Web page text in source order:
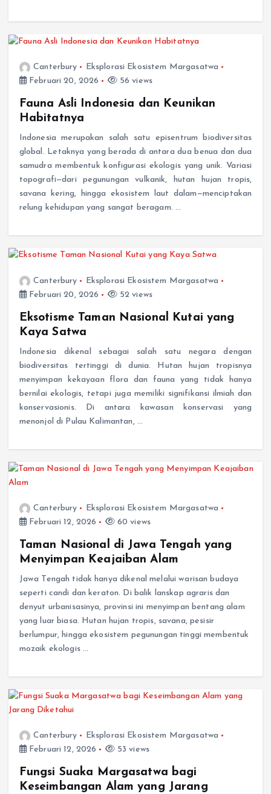
Canterbury
Eksplorasi Ekosistem Margasatwa
Februari 20, 2026
56 views
Fauna Asli Indonesia dan Keunikan
Habitatnya
Indonesia merupakan salah satu episentrum biodiversitas
global. Letaknya yang berada di antara dua benua dan dua
samudra membentuk konfigurasi ekologis yang unik. Variasi
topografi—dari pegunungan vulkanik, hutan hujan tropis,
savana kering, hingga ekosistem laut dalam—menciptakan
relung kehidupan yang sangat beragam. …
Canterbury
Eksplorasi Ekosistem Margasatwa
Februari 20, 2026
52 views
Eksotisme Taman Nasional Kutai yang
Kaya Satwa
Indonesia dikenal sebagai salah satu negara dengan
biodiversitas tertinggi di dunia. Hutan hujan tropisnya
menyimpan kekayaan flora dan fauna yang tidak hanya
bernilai ekologis, tetapi juga memiliki signifikansi ilmiah dan
konservasionis. Di antara kawasan konservasi yang
menonjol di Pulau Kalimantan, …
Canterbury
Eksplorasi Ekosistem Margasatwa
Februari 12, 2026
60 views
Taman Nasional di Jawa Tengah yang
Menyimpan Keajaiban Alam
Jawa Tengah tidak hanya dikenal melalui warisan budaya
seperti candi dan keraton. Di balik lanskap agraris dan
denyut urbanisasinya, provinsi ini menyimpan bentang alam
yang luar biasa. Hutan hujan tropis, savana, pesisir
berlumpur, hingga ekosistem pegunungan tinggi membentuk
mozaik ekologis …
Canterbury
Eksplorasi Ekosistem Margasatwa
Februari 12, 2026
53 views
Fungsi Suaka Margasatwa bagi
Keseimbangan Alam yang Jarang